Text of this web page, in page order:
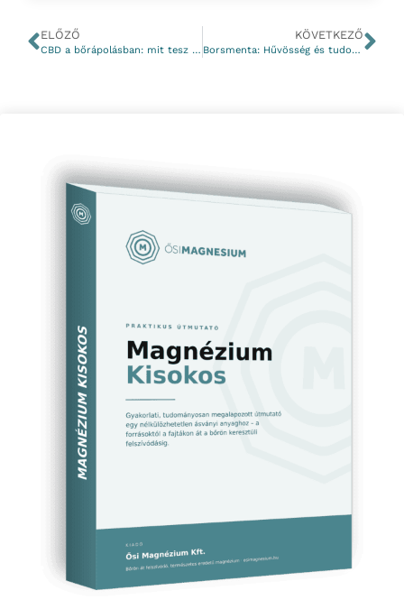
ELŐZŐ
CBD a bőrápolásban: mit tesz valójában a kannabidiol a bőrért?
KÖVETKEZŐ
Borsmenta: Hűvösség és tudományosan igazolt egészségügyi előnyök